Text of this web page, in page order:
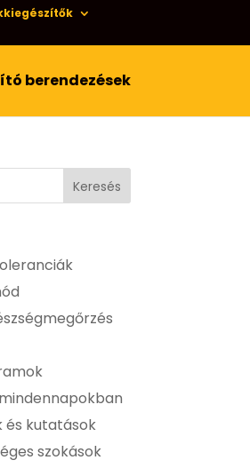
berendezések
és kutatások
szokások